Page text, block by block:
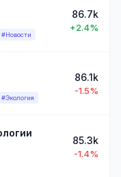
#Новости
86.7k
+2.4%
#Экология
86.1k
-1.5%
85.3k
-1.4%